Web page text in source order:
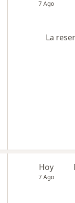
7 Ago
La
Hoy
7 Ago